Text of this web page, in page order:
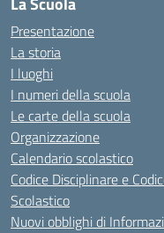
Presentazione
La storia
I luoghi
I numeri della scuola
Le carte della scuola
Organizzazione
Calendario scolastico
Codice Disciplinare e
Scolastico
Nuovi obblighi di